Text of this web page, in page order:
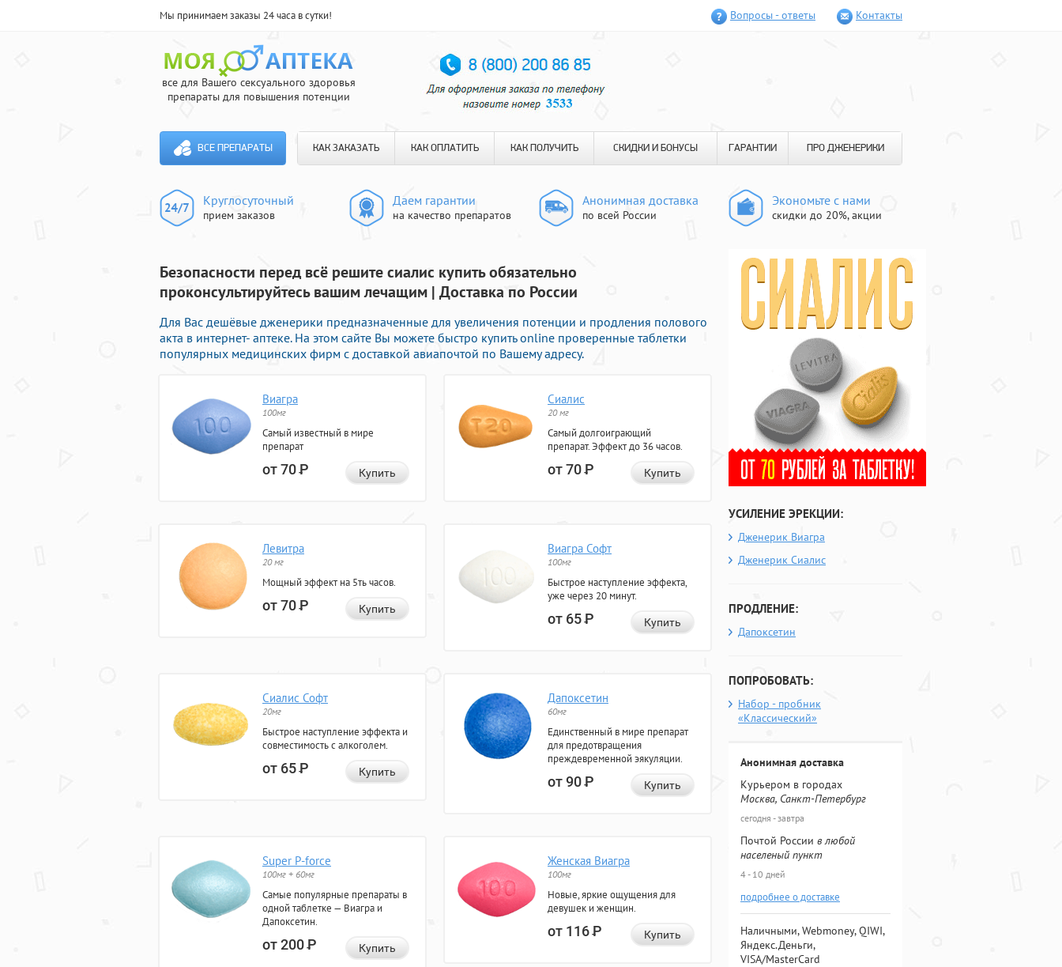
Мы принимаем заказы 24 часа в сутки! Вопросы - ответы Контакты
все для Вашего сексуального здоровья
препараты для повышения потенции
ВСЕ ПРЕПАРАТЫ КАК ЗАКАЗАТЬ КАК ОПЛАТИТЬ КАК ПОЛУЧИТЬ СКИДКИ И БОНУСЫ ГАРАНТИИ ПРО ДЖЕНЕРИКИ
Круглосуточный
прием заказов
Даем гарантии
на качество препаратов
Анонимная доставка
по всей России
Экономьте с нами
скидки до 20%, акции
Безопасности перед всё решите сиалис купить обязательно
проконсультируйтесь вашим лечащим | Доставка по России
Для Вас дешёвые дженерики предназначенные для увеличения потенции и продления полового
акта в интернет- аптеке. На этом сайте Вы можете быстро купить online проверенные таблетки
популярных медицинских фирм с доставкой авиапочтой по Вашему адресу.
Виагра
100мг
Самый известный в мире
препарат
от 70Р Купить
Сиалис
20 мг
Самый долгоиграющий
препарат. Эффект до 36 часов.
от 70Р Купить
Левитра
20 мг
Мощный эффект на 5ть часов.
от 70Р Купить
Виагра Софт
100мг
Быстрое наступление эффекта,
уже через 20 минут.
от 65Р Купить
Сиалис Софт
20мг
Быстрое наступление эффекта и
совместимость с алкоголем.
от 65Р Купить
Дапоксетин
60мг
Единственный в мире препарат
для предотвращения
преждевременной эякуляции.
от 90Р Купить
Super P-force
100мг + 60мг
Самые популярные препараты в
одной таблетке — Виагра и
Дапоксетин.
от 200Р Купить
Женская Виагра
100мг
Новые, яркие ощущения для
девушек и женщин.
от 116Р Купить
УСИЛЕНИЕ ЭРЕКЦИИ:
Дженерик Виагра
Дженерик Сиалис
ПРОДЛЕНИЕ:
Дапоксетин
ПОПРОБОВАТЬ:
Набор - пробник
«Классический»
Анонимная доставка
Курьером в городах
Москва, Санкт-Петербург
сегодня - завтра
Почтой России в любой
населеный пункт
4 - 10 дней
подробнее о доставке
Наличными, Webmoney, QIWI,
Яндекс.Деньги,
VISA/MasterCard